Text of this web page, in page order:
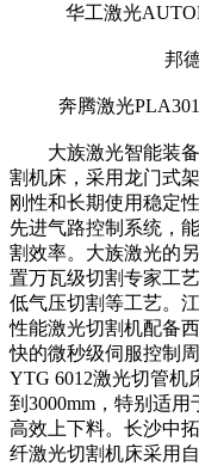
华工激光
邦
奔腾激光
大族激光智能装备
割机床，采用龙门式
刚性和长期使用稳定
先进气路控制系统，
割效率。大族激光的
置万瓦级切割专家工
低气压切割等工艺。
性能激光切割机配备
快的微秒级伺服控制
YTG 6012激光切管机
到3000mm，特别适
高效上下料。长沙中
纤激光切割机床采用